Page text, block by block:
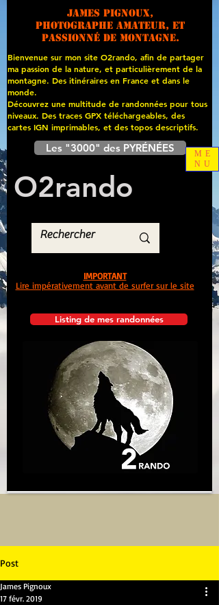
James PIGNOUX,
photographe amateur, et
passionné de montagne.
Bienvenue sur mon site O2rando, afin de partager
ma passion de la nature, et particulièrement de la
montagne. Des itinéraires en France et dans le
monde.
Découvrez une multitude de randonnées pour tous
niveaux. Des traces GPX téléchargeables, des
cartes IGN imprimables, et des topos descriptifs.
Les "3000" des PYRÉNÉES
O2rando
Listing de mes randonnées
IMPORTANT
Lire impérativement avant de surfer sur le site
ME
NU
Post
James Pignoux
17 févr. 2019